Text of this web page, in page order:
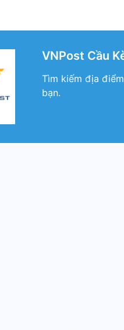
VNPost Cầu
Tìm kiếm địa
bạn.